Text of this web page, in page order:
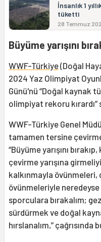
İnsanlık 1
tüketti
28 Temmuz
Büyüme yarışını
WWF-Türkiye(Doğal
2024 Yaz Olimpiyat
Günü'nü “Doğal kaynak
olimpiyat rekoru
WWF-Türkiye Genel
tamamen tersine
“Büyüme yarışını
çevirme yarışına
kalkınmayla
övünmeleriyle neredeyse
sporculara bırakalım;
sürdürmek ve doğal
hırslanalım,” çağrısında